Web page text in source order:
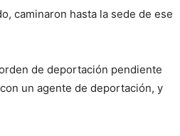
caminaron hasta la sede de ese
de deportación pendiente
un agente de deportación, y